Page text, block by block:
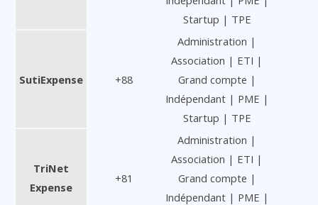
Startup | TPE
SutiExpense +88
Administration |
Association | ETI |
Grand compte |
Indépendant | PME |
Startup | TPE
TriNet
Expense
+81
Administration |
Association | ETI |
Grand compte |
Indépendant | PME |